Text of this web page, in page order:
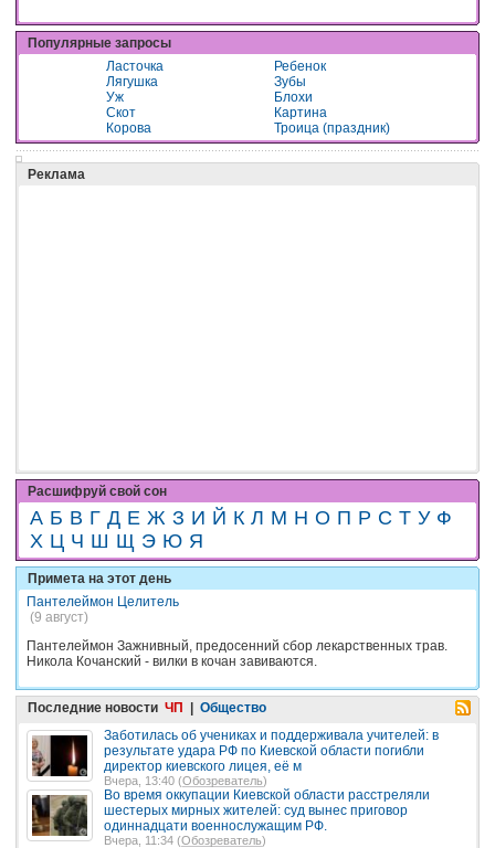
Популярные запросы
Ласточка
Ребенок
Лягушка
Зубы
Уж
Блохи
Скот
Картина
Корова
Троица (праздник)
Реклама
Расшифруй свой сон
А Б В Г Д Е Ж З И Й К Л М Н О П Р С Т У Ф
Х Ц Ч Ш Щ Э Ю Я
Примета на этот день
Пантелеймон Целитель
(9 август)
Пантелеймон Зажнивный, предосенний сбор лекарственных трав.
Никола Кочанский - вилки в кочан завиваются.
Последние новости ЧП | Общество
Заботилась об учениках и поддерживала учителей: в
результате удара РФ по Киевской области погибли
директор киевского лицея, её м
Вчера, 13:40 (Обозреватель)
Во время оккупации Киевской области расстреляли
шестерых мирных жителей: суд вынес приговор
одиннадцати военнослужащим РФ.
Вчера, 11:34 (Обозреватель)